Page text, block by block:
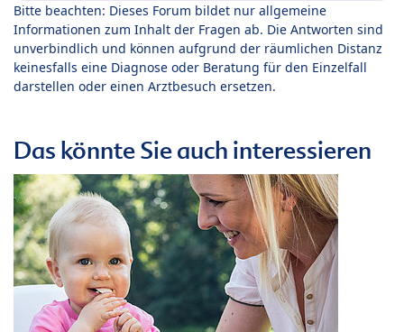
Bitte beachten: Dieses Forum bildet nur allgemeine
Informationen zum Inhalt der Fragen ab. Die Antworten sind
unverbindlich und können aufgrund der räumlichen Distanz
keinesfalls eine Diagnose oder Beratung für den Einzelfall
darstellen oder einen Arztbesuch ersetzen.
Das könnte Sie auch interessieren